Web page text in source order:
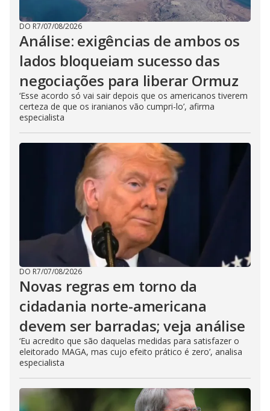
DO R7/07/08/2026
Análise: exigências de ambos os
lados bloqueiam sucesso das
negociações para liberar Ormuz
‘Esse acordo só vai sair depois que os americanos tiverem
certeza de que os iranianos vão cumpri-lo’, afirma
especialista
DO R7/07/08/2026
Novas regras em torno da
cidadania norte-americana
devem ser barradas; veja análise
‘Eu acredito que são daquelas medidas para satisfazer o
eleitorado MAGA, mas cujo efeito prático é zero’, analisa
especialista